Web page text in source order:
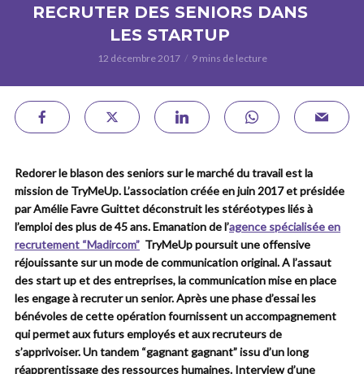
RECRUTER DES SENIORS DANS
LES STARTUP
12 décembre 2017 9 mins de lecture
Redorer le blason des seniors sur le marché du travail est la
mission de TryMeUp. L’association créée en juin 2017 et présidée
par Amélie Favre Guittet déconstruit les stéréotypes liés à
l’emploi des plus de 45 ans. Emanation de l’agence spécialisée en
recrutement “Madircom” TryMeUp poursuit une offensive
réjouissante sur un mode de communication original. A l’assaut
des start up et des entreprises, la communication mise en place
les engage à recruter un senior. Après une phase d’essai les
bénévoles de cette opération fournissent un accompagnement
qui permet aux futurs employés et aux recruteurs de
s’apprivoiser. Un tandem “gagnant gagnant” issu d’un long
réapprentissage des ressources humaines. Interview d’une